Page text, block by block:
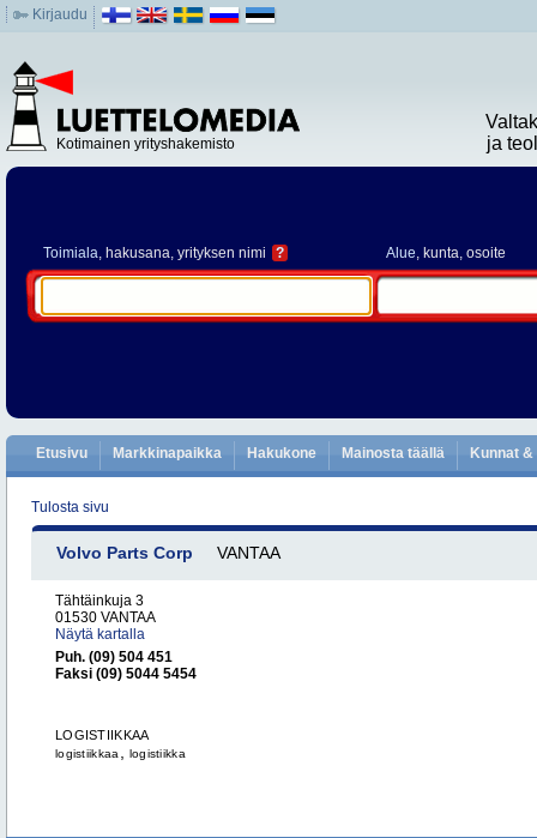
Kirjaudu
Kotimainen yrityshakemisto
ja
Toimiala, hakusana, yrityksen nimi ? Alue, kunta, osoite
Etusivu Markkinapaikka Hakukone Mainosta täällä Kunnat
Tulosta sivu
Volvo Parts Corp VANTAA
Tähtäinkuja 3
01530 VANTAA
Näytä kartalla
Puh. (09) 504 451
Faksi (09) 5044 5454
LOGISTIIKKAA
logistiikkaa logistiikka